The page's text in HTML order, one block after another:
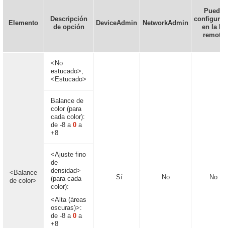
Elemento
Descripción
de opción
DeviceAdmin NetworkAdmin
Puede
en la IU
remota
<Balance
de color>
<No
estucado>,
<Estucado>
Sí No No
Balance de
color (para
cada color):
de -8 a 0 a
+8
<Ajuste fino
de
densidad>
(para cada
color):
<Alta (áreas
oscuras)>:
de -8 a 0 a
+8